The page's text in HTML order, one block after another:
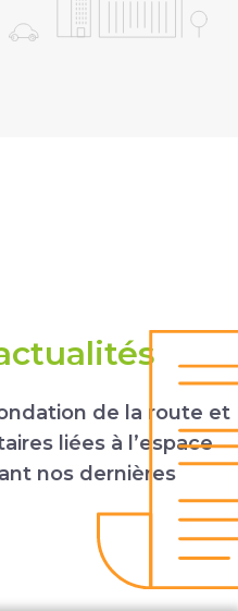
de la route et
liées à l’espace
nos dernières